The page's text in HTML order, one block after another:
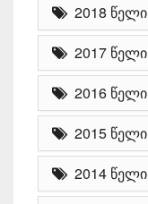
2018 წელი
2017 წელი
2016 წელი
2015 წელი
2014 წელი